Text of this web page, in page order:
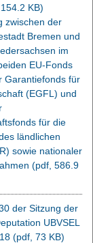
KB)
zwischen der
Bremen und
im
EU-Fonds
Garantiefonds für
(EGFL) und
für die
ländlichen
sowie nationaler
(pdf, 586.9
der Sitzung der
UBVSEL
(pdf, 73 KB)